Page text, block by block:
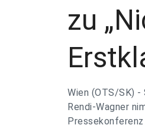
zu
Wien (OTS/SK)
Rendi-Wagner